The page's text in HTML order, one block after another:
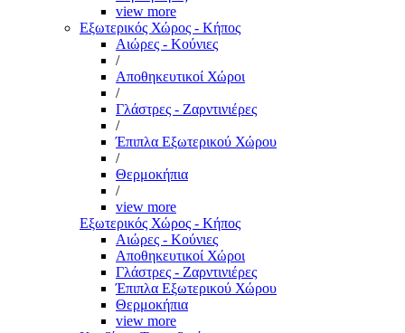
view more
Εξωτερικός Χώρος - Κήπος
Αιώρες - Κούνιες
/
Αποθηκευτικοί Χώροι
/
Γλάστρες - Ζαρντινιέρες
/
Έπιπλα Εξωτερικού Χώρου
/
Θερμοκήπια
/
view more
Εξωτερικός Χώρος - Κήπος
Αιώρες - Κούνιες
Αποθηκευτικοί Χώροι
Γλάστρες - Ζαρντινιέρες
Έπιπλα Εξωτερικού Χώρου
Θερμοκήπια
view more